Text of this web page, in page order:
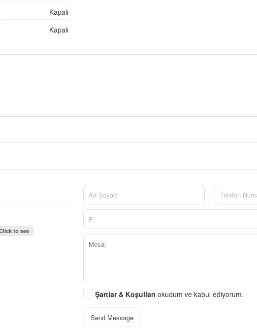
Kapalı
Kapalı
to see
Şartlar & Koşulları okudum ve kabul ediyorum.
Send Message